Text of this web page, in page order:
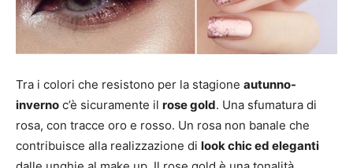
Tra i colori che resistono per la stagione autunno-
inverno c’è sicuramente il rose gold. Una sfumatura di
rosa, con tracce oro e rosso. Un rosa non banale che
contribuisce alla realizzazione di look chic ed eleganti